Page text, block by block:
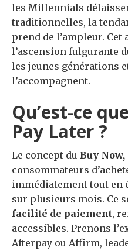
les Millennials
traditionnelles, la
prend de l’ampleur.
l’ascension fulgurante
les jeunes générations
l’accompagnent.
Qu’est-ce
Pay Later?
Le concept du Buy
consommateurs
immédiatement tout en
sur plusieurs mois. Ce
facilité de paiement,
accessibles. Prenons
Afterpay ou Affirm,